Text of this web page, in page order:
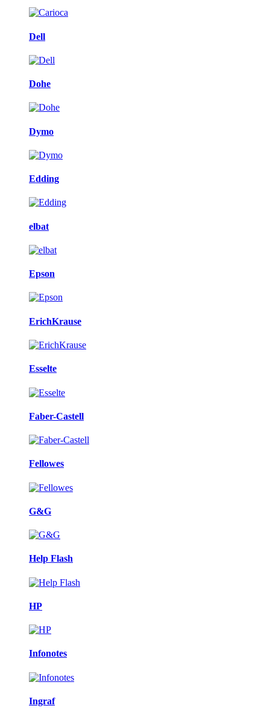
Dell
Dohe
Dymo
Edding
elbat
Epson
ErichKrause
Esselte
Faber-Castell
Fellowes
G&G
Help Flash
HP
Infonotes
Ingraf